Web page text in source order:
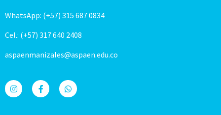
WhatsApp: (+57) 315 687 0834
Cel.: (+57) 317 640 2408
aspaenmanizales@aspaen.edu.co